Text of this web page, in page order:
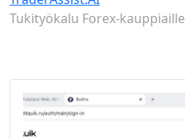
Tukityökalu Forex-kauppiaille